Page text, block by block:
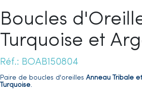
Boucles
Turquoise et
Réf.: BOAB150804
Paire de boucles d'oreilles Anneau Tribale
Turquoise.